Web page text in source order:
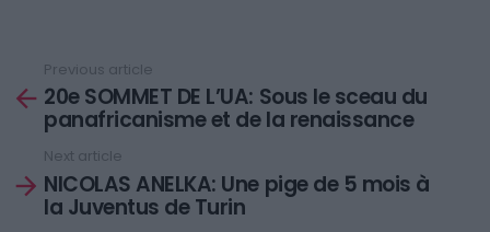
more
Previous article
20e SOMMET DE L’UA: Sous le sceau du
panafricanisme et de la renaissance
Next article
NICOLAS ANELKA: Une pige de 5 mois à
la Juventus de Turin